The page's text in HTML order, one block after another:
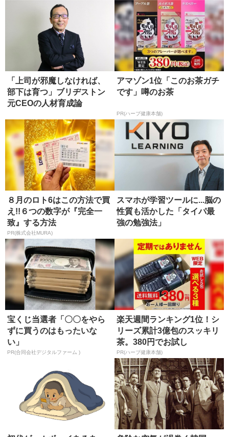
「上司が邪魔しなければ、
部下は育つ」ブリヂストン
元C‌E‌Oの人材育成論
アマゾン1位「このお茶ガチ
です」噂のお茶
PR(ハーブ健康本舗)
８月のロト6はこの方法で買
え!!６つの数字が『完全一
致』する方法
PR(株式会社MURA)
スマホが学習ツールに...脳の
性質も活かした「タイパ最
強の勉強法」
宝くじ当選者「〇〇をやら
ずに買うのはもったいな
い」
PR(合同会社デジタルファーム )
楽天週間ランキング1位！シ
リーズ累計3億包のスッキリ
茶。380円でお試し
PR(ハーブ健康本舗)